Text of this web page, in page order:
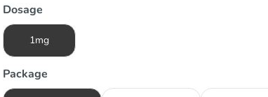
Dosage
1mg
Package